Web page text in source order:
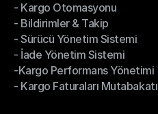
- Çoklu Taşıyıcı Entegrasyonu
- Kargo Otomasyonu
- Kargo Otomasyonu
- Bildirimler & Takip
- Bildirimler & Takip
- Sürücü Yönetim Sistemi
- Sürücü Yönetim Sistemi
- İade Yönetim Sistemi
- İade Yönetim Sistemi
-Kargo Performans Yönetimi
-Kargo Performans Yönetimi
- Kargo Faturaları Mutabakatı